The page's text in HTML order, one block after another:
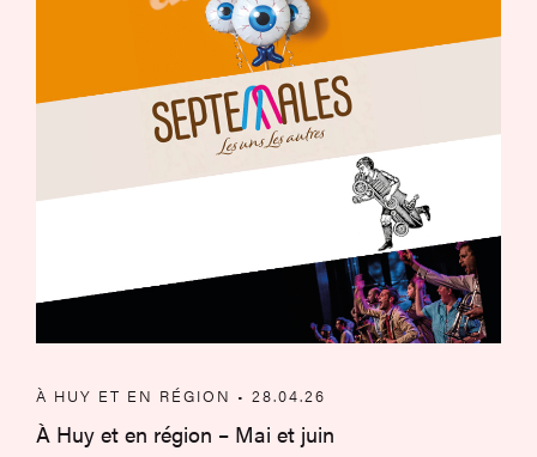
À HUY ET EN RÉGION • 28.04.26
À Huy et en région – Mai et juin